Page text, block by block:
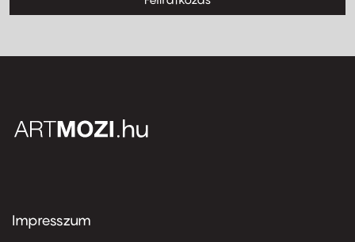
Footer
Impresszum